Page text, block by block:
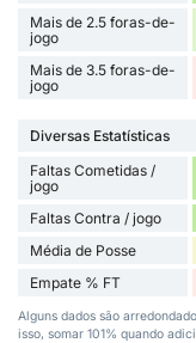
Mais de 2.5 foras-de-
jogo
Mais de 3.5 foras-de-
jogo
Diversas Estatísticas
Faltas Cometidas /
jogo
Faltas Contra / jogo
Média de Posse
Empate % FT
Alguns dados são
isso, somar 101% quando